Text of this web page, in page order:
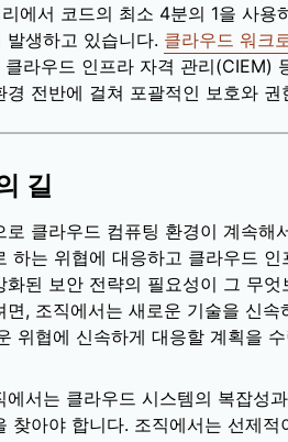
에서 코드의 최소 4분의 1을 사
발생하고 있습니다. 클라우드 워크
클라우드 인프라 자격 관리(CIEM)
경 전반에 걸쳐 포괄적인 보호와 권
길
로 클라우드 컴퓨팅 환경이 계속
하는 위협에 대응하고 클라우드
화된 보안 전략의 필요성이 그 무
면, 조직에서는 새로운 기술을 신
위협에 신속하게 대응할 계획을
에서는 클라우드 시스템의 복잡성
찾아야 합니다. 조직에서는 선제